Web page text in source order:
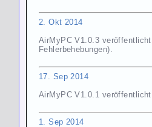
2. Okt 2014
AirMyPC V1.0.3
Fehlerbehebungen).
17. Sep 2014
AirMyPC V1.0.1 veröffentlicht
1. Sep 2014